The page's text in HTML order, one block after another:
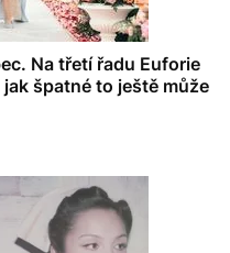
Na třetí řadu Euforie
špatné to ještě může